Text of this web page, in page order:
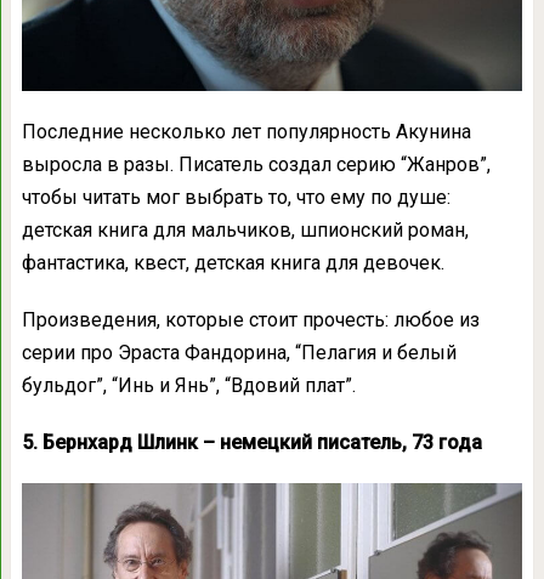
Последние несколько лет популярность Акунина
выросла в разы. Писатель создал серию “Жанров”,
чтобы читать мог выбрать то, что ему по душе:
детская книга для мальчиков, шпионский роман,
фантастика, квест, детская книга для девочек.
Произведения, которые стоит прочесть: любое из
серии про Эраста Фандорина, “Пелагия и белый
бульдог”, “Инь и Янь”, “Вдовий плат”.
5. Бернхард Шлинк – немецкий писатель, 73 года